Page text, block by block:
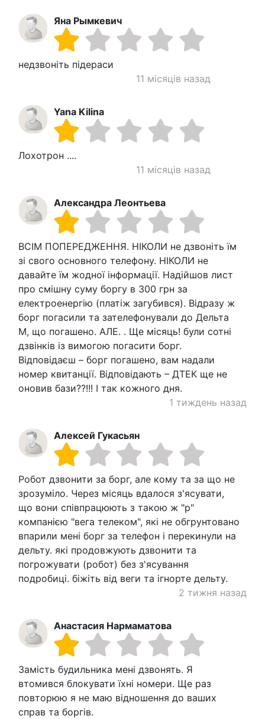
Яна Рымкевич
недзвоніть підераси
11 місяців назад
Yana Kilina
Лохотрон ....
11 місяців назад
Александра Леонтьева
ВСІМ ПОПЕРЕДЖЕННЯ. НІКОЛИ не дзвоніть їм
зі свого основного телефону. НІКОЛИ не
давайте їм жодної інформації. Надійшов лист
про смішну суму боргу в 300 грн за
електроенергію (платіж загубився). Відразу ж
борг погасили та зателефонували до Дельта
М, що погашено. АЛЕ. . Ще місяць! були сотні
дзвінків із вимогою погасити борг.
Відповідаєш – борг погашено, вам надали
номер квитанції. Відповідають – ДТЕК ще не
оновив бази??!!! І так кожного дня.
1 тиждень назад
Алексей Гукасьян
Робот дзвонити за борг, але кому та за що не
зрозуміло. Через місяць вдалося з'ясувати,
що вони співпрацюють з такою ж "р"
компанією "вега телеком", які не обгрунтовано
впарили мені борг за телефон і перекинули на
дельту. які продовжують дзвонити та
погрожувати (робот) без з'ясування
подробиці. біжіть від веги та ігнорте дельту.
2 тижня назад
Анастасия Нармаматова
Замість будильника мені дзвонять. Я
втомився блокувати їхні номери. Ще раз
повторюю я не маю відношення до ваших
справ та боргів.